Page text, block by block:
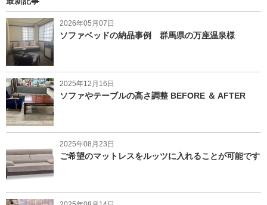
2026年05月07日
ソファベッドの納品事例 群馬県の万座温泉様
2025年12月16日
ソファやテーブルの高さ調整 BEFORE ＆ AFTER
2025年08月23日
ご希望のマットレスをルッツに入れることが可能です